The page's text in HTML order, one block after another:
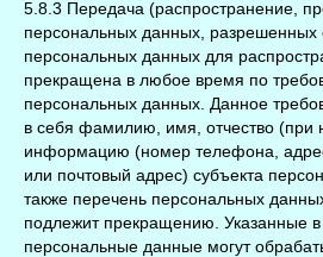
5.8.3 Передача (распространение,
персональных данных, разрешенных
персональных данных для
прекращена в любое время по
персональных данных. Данное
в себя фамилию, имя, отчество (при
информацию (номер телефона,
или почтовый адрес) субъекта
также перечень персональных
подлежит прекращению. Указанные
персональные данные могут